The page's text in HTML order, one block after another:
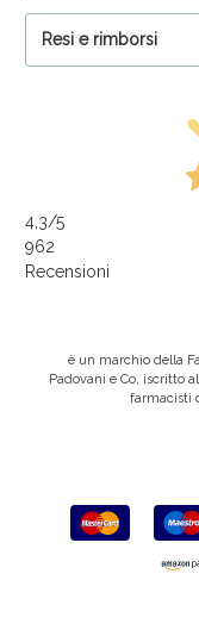
Resi e rimborsi
4,3/5
962
Recensioni
è un marchio della
Padovani e Co, iscritto
farmacisti